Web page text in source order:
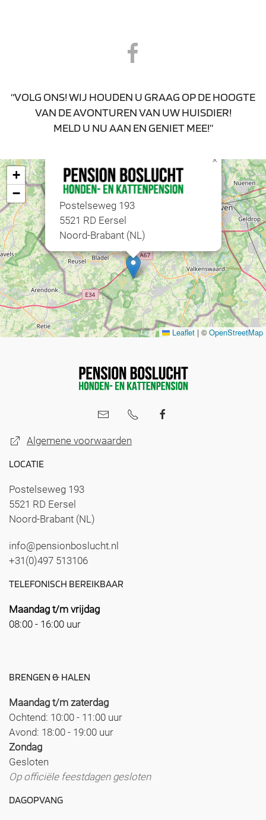
“VOLG ONS! WIJ HOUDEN U GRAAG OP DE HOOGTE
VAN DE AVONTUREN VAN UW HUISDIER!
MELD U NU AAN EN GENIET MEE!”
Postelseweg 193
5521 RD Eersel
Noord-Brabant (NL)
×
+
−
Leaflet | ©OpenStreetMap
Algemene voorwaarden
LOCATIE
Postelseweg 193
5521 RD Eersel
Noord-Brabant (NL)
info@pensionboslucht.nl
+31(0)497 513106
TELEFONISCH BEREIKBAAR
Maandag t/m vrijdag
08:00 - 16:00 uur
BRENGEN & HALEN
Maandag t/m zaterdag
Ochtend: 10:00 - 11:00 uur
Avond: 18:00 - 19:00 uur
Zondag
Gesloten
Op officiële feestdagen gesloten
DAGOPVANG